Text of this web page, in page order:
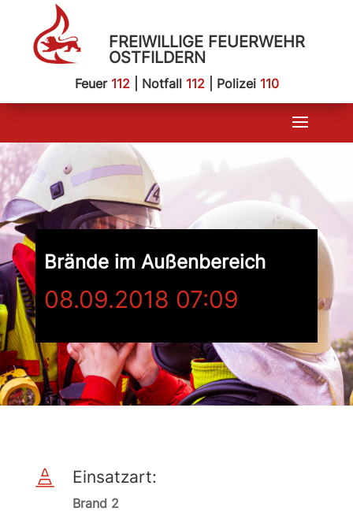
FREIWILLIGE FEUERWEHR
OSTFILDERN
Feuer 112| Notfall 112| Polizei 110
Brände im Außenbereich
08.09.2018 07:09
 Einsatzart:
Brand 2